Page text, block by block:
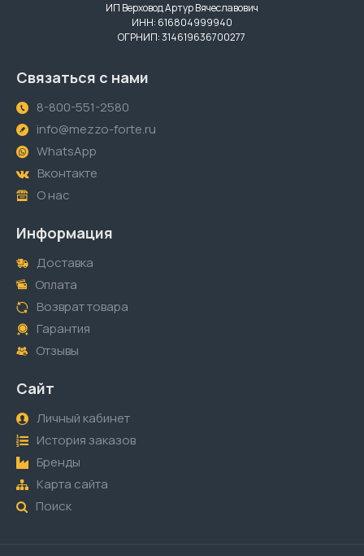
ИП Верховод Артур Вячеславович
ИНН: 616804999940
ОГРНИП: 314619636700277
Связаться с нами
8-800-551-2580
info@mezzo-forte.ru
WhatsApp
Вконтакте
О нас
Информация
Доставка
Оплата
Возврат товара
Гарантия
Отзывы
Сайт
Личный кабинет
История заказов
Бренды
Карта сайта
Поиск